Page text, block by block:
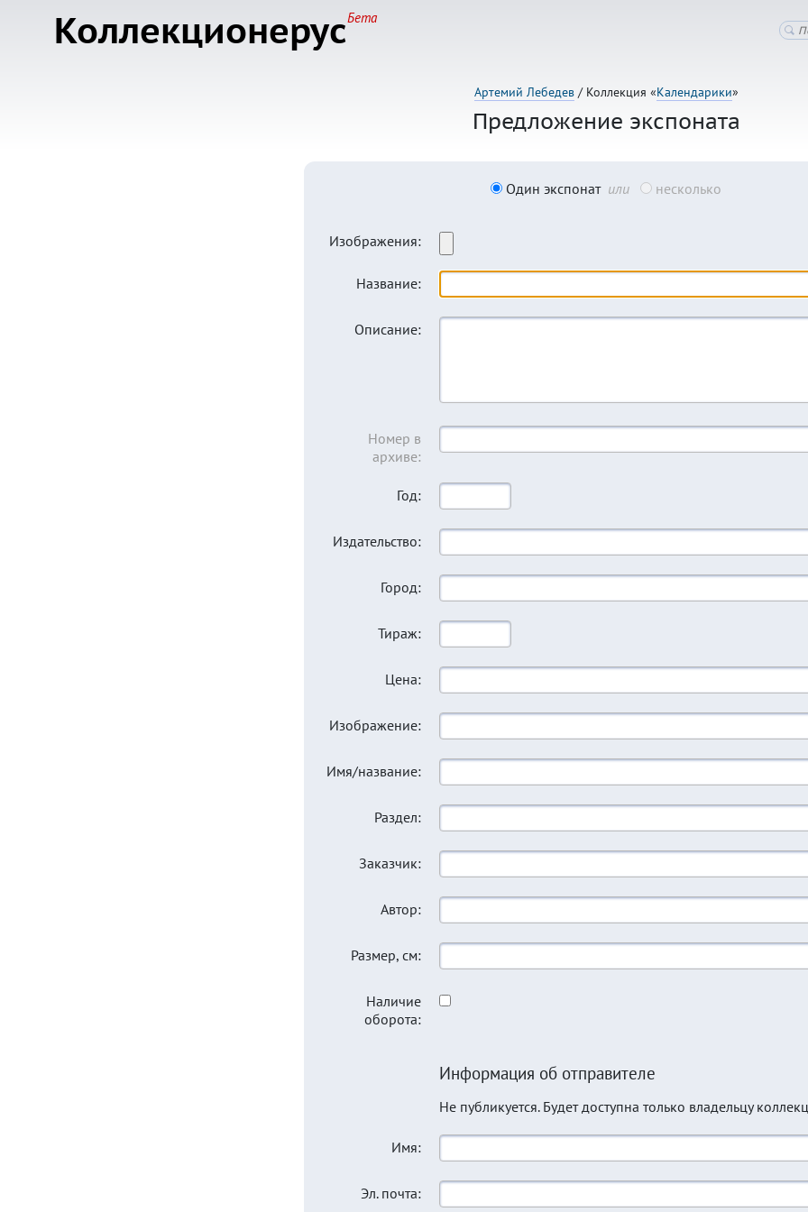
КоллекционерусБета
Артемий Лебедев/ Коллекция «Календарики»
Предложение экспоната
Один экспонат или несколько
Изображения:
Название:
Описание:
Номер в
архиве:
Год:
Издательство:
Город:
Тираж:
Цена:
Изображение:
Имя/название:
Раздел:
Заказчик:
Автор:
Размер, см:
Наличие
оборота:
Информация об отправителе
Не публикуется. Будет доступна только владельцу
Имя:
Эл. почта: